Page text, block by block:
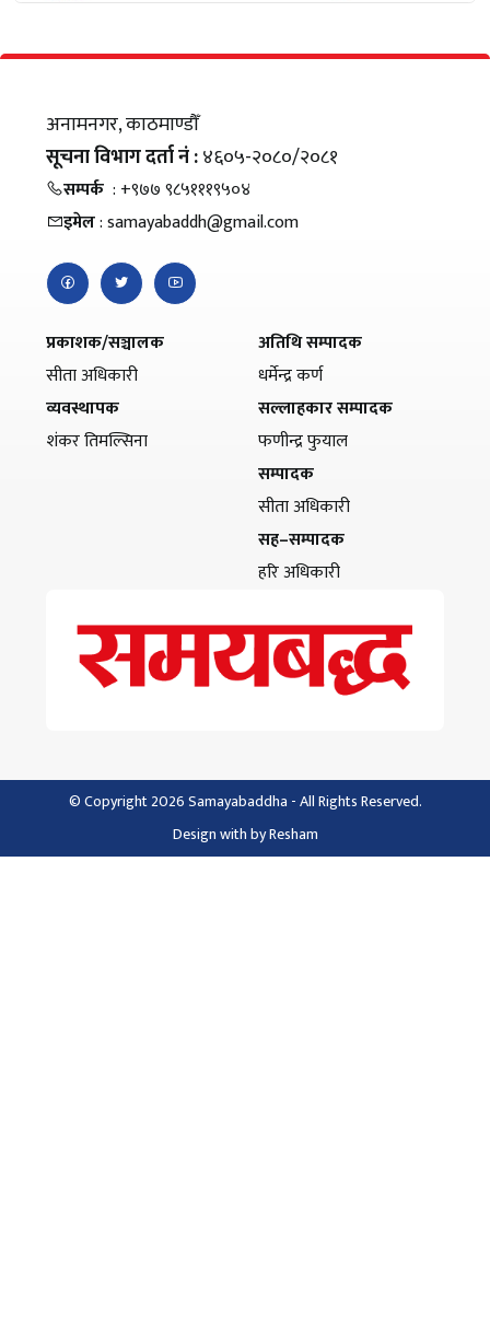
अनामनगर, काठमाण्डौँ
सूचना विभाग दर्ता नं :४६०५-२०८०/२०८१
सम्पर्क : +९७७ ९८५१११९५०४
इमेल: samayabaddh@gmail.com
प्रकाशक/सञ्चालक
सीता अधिकारी
व्यवस्थापक
शंकर तिमल्सिना
अतिथि सम्पादक
धर्मेन्द्र कर्ण
सल्लाहकार सम्पादक
फणीन्द्र फुयाल
सम्पादक
सीता अधिकारी
सह–सम्पादक
हरि अधिकारी
© Copyright 2026 Samayabaddha - All Rights Reserved.
Design withbyResham